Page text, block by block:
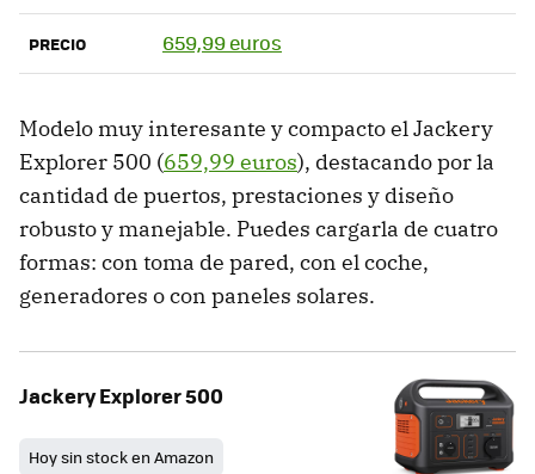
PRECIO 659,99 euros
Modelo muy interesante y compacto el Jackery
Explorer 500 (659,99 euros), destacando por la
cantidad de puertos, prestaciones y diseño
robusto y manejable. Puedes cargarla de cuatro
formas: con toma de pared, con el coche,
generadores o con paneles solares.
Jackery Explorer 500
Hoy sin stock en Amazon